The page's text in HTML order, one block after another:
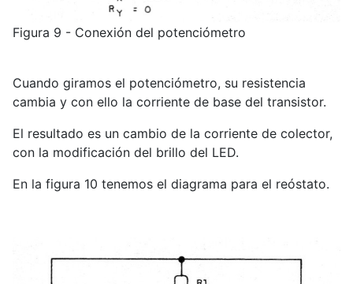
Figura 9 - Conexión del potenciómetro
Cuando giramos el potenciómetro, su resistencia
cambia y con ello la corriente de base del transistor.
El resultado es un cambio de la corriente de colector,
con la modificación del brillo del LED.
En la figura 10 tenemos el diagrama para el reóstato.